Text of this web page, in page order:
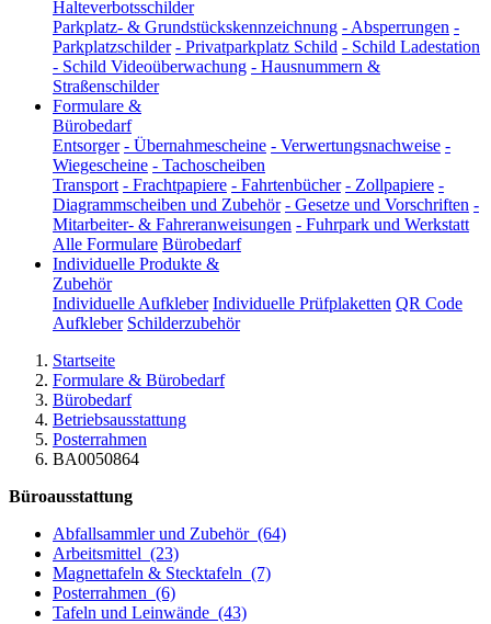
Halteverbotsschilder
Parkplatz- & Grundstückskennzeichnung - Absperrungen -
Parkplatzschilder - Privatparkplatz Schild - Schild Ladestation
- Schild Videoüberwachung - Hausnummern &
Straßenschilder
Formulare &
Bürobedarf
Entsorger - Übernahmescheine - Verwertungsnachweise -
Wiegescheine - Tachoscheiben
Transport - Frachtpapiere - Fahrtenbücher - Zollpapiere -
Diagrammscheiben und Zubehör - Gesetze und Vorschriften -
Mitarbeiter- & Fahreranweisungen - Fuhrpark und Werkstatt
Alle Formulare Bürobedarf
Individuelle Produkte &
Zubehör
Individuelle Aufkleber Individuelle Prüfplaketten QR Code
Aufkleber Schilderzubehör
Startseite
Formulare & Bürobedarf
Bürobedarf
Betriebsausstattung
Posterrahmen
BA0050864
Büroausstattung
Abfallsammler und Zubehör (64)
Arbeitsmittel (23)
Magnettafeln & Stecktafeln (7)
Posterrahmen (6)
Tafeln und Leinwände (43)